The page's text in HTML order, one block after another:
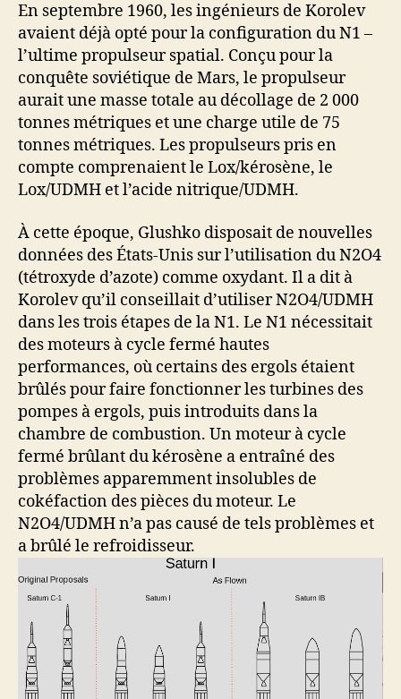
En septembre 1960, les ingénieurs de Korolev
avaient déjà opté pour la configuration du N1 –
l’ultime propulseur spatial. Conçu pour la
conquête soviétique de Mars, le propulseur
aurait une masse totale au décollage de 2 000
tonnes métriques et une charge utile de 75
tonnes métriques. Les propulseurs pris en
compte comprenaient le Lox/kérosène, le
Lox/UDMH et l’acide nitrique/UDMH.
À cette époque, Glushko disposait de nouvelles
données des États-Unis sur l’utilisation du N2O4
(tétroxyde d’azote) comme oxydant. Il a dit à
Korolev qu’il conseillait d’utiliser N2O4/UDMH
dans les trois étapes de la N1. Le N1 nécessitait
des moteurs à cycle fermé hautes
performances, où certains des ergols étaient
brûlés pour faire fonctionner les turbines des
pompes à ergols, puis introduits dans la
chambre de combustion. Un moteur à cycle
fermé brûlant du kérosène a entraîné des
problèmes apparemment insolubles de
cokéfaction des pièces du moteur. Le
N2O4/UDMH n’a pas causé de tels problèmes et
a brûlé le refroidisseur.